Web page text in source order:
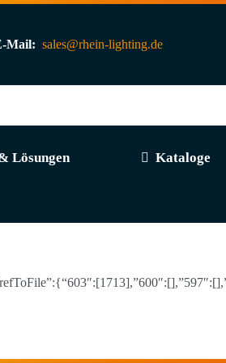
Mail: sales@rhein-lighting.de
Lösungen Kataloge